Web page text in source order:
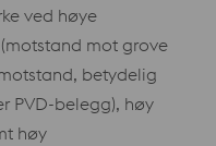
ved høye
mot grove
betydelig
PVD-belegg), høy
høy